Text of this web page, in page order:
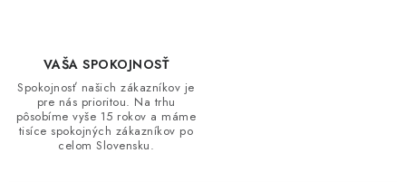
VAŠA SPOKOJNOSŤ
Spokojnosť našich zákazníkov je
pre nás prioritou. Na trhu
pôsobíme vyše 15 rokov a máme
tisíce spokojných zákazníkov po
celom Slovensku.